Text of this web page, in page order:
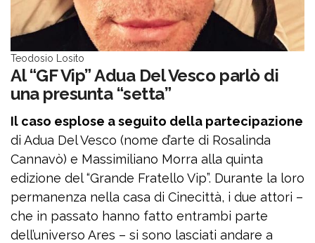
Teodosio Losito
Al “GF Vip” Adua Del Vesco parlò di
una presunta “setta”
Il caso esplose a seguito della partecipazione
di Adua Del Vesco (nome d’arte di Rosalinda
Cannavò) e Massimiliano Morra alla quinta
edizione del “Grande Fratello Vip”. Durante la loro
permanenza nella casa di Cinecittà, i due attori –
che in passato hanno fatto entrambi parte
dell’universo Ares – si sono lasciati andare a